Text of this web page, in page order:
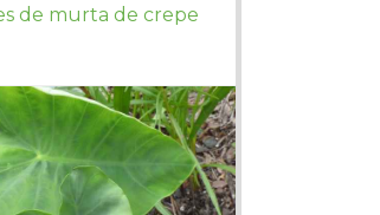
de murta de crepe